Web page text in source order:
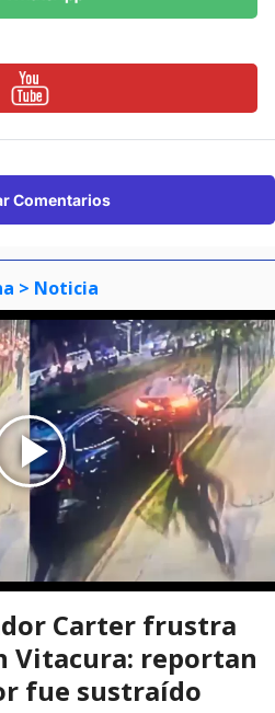
Comentarios
> Noticia
Carter frustra
Vitacura: reportan
fue sustraído